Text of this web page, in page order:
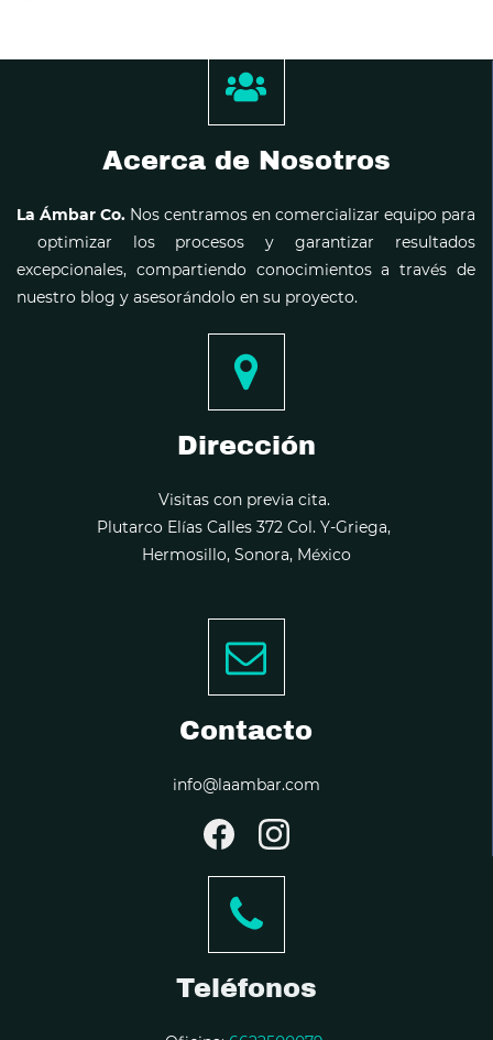
Acerca de Nosotros
La Ámbar Co. Nos centramos en comercializar equipo para
optimizar los procesos y garantizar resultados
excepcionales, compartiendo conocimientos a través de
nuestro blog y asesorándolo en su proyecto.
Dirección
Visitas con previa cita.
Plutarco Elías Calles 372 Col. Y-Griega,
Hermosillo, Sonora, México
Contacto
info@laambar.com
Teléfonos